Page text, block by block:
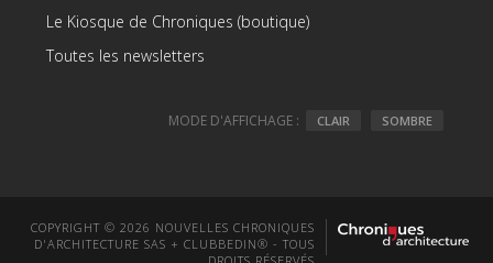
Le Kiosque de Chroniques (boutique)
Toutes les newsletters
MODE D'AFFICHAGE : CLAIR SOMBRE
COPYRIGHT © 2026 NOUVELLES CHRONIQUES
D'ARCHITECTURE SAS + CLUBBEDIN® - TOUS